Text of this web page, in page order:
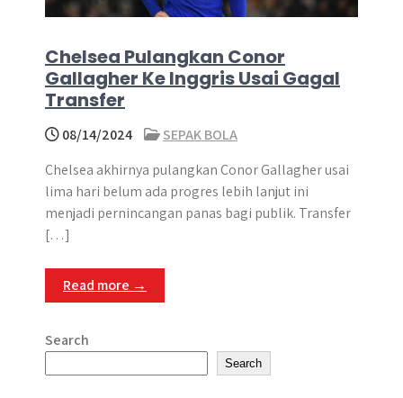
Chelsea Pulangkan Conor
Gallagher Ke Inggris Usai Gagal
Transfer
08/14/2024
SEPAK BOLA
Chelsea akhirnya pulangkan Conor Gallagher usai
lima hari belum ada progres lebih lanjut ini
menjadi pernincangan panas bagi publik. Transfer
[…]
Read more →
Search
Search